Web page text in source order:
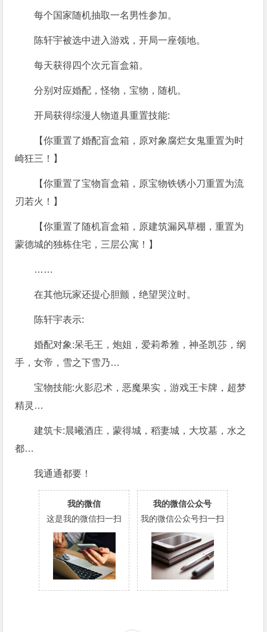
每个国家随机抽取一名男性参加。
陈轩宇被选中进入游戏，开局一座领地。
每天获得四个次元盲盒箱。
分别对应婚配，怪物，宝物，随机。
开局获得综漫人物道具重置技能:
【你重置了婚配盲盒箱，原对象腐烂女鬼重置为时
崎狂三！】
【你重置了宝物盲盒箱，原宝物铁锈小刀重置为流
刃若火！】
【你重置了随机盲盒箱，原建筑漏风草棚，重置为
蒙德城的独栋住宅，三层公寓！】
……
在其他玩家还提心胆颤，绝望哭泣时。
陈轩宇表示:
婚配对象:呆毛王，炮姐，爱莉希雅，神圣凯莎，纲
手，女帝，雪之下雪乃…
宝物技能:火影忍术，恶魔果实，游戏王卡牌，超梦
精灵…
建筑卡:晨曦酒庄，蒙得城，稻妻城，大坟墓，水之
都…
我通通都要！
我的微信
这是我的微信扫一扫
我的微信公众号
我的微信公众号扫一扫